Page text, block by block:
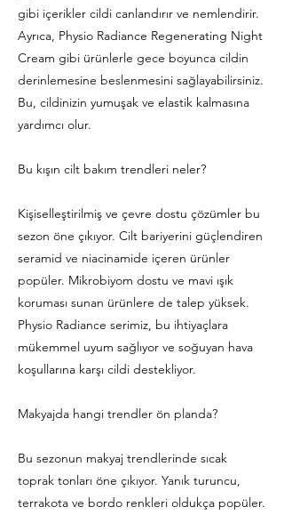
gibi içerikler cildi canlandırır ve nemlendirir.
Ayrıca, Physio Radiance Regenerating Night
Cream gibi ürünlerle gece boyunca cildin
derinlemesine beslenmesini sağlayabilirsiniz.
Bu, cildinizin yumuşak ve elastik kalmasına
yardımcı olur.
Bu kışın cilt bakım trendleri neler?
Kişiselleştirilmiş ve çevre dostu çözümler bu
sezon öne çıkıyor. Cilt bariyerini güçlendiren
seramid ve niacinamide içeren ürünler
popüler. Mikrobiyom dostu ve mavi ışık
koruması sunan ürünlere de talep yüksek.
Physio Radiance serimiz, bu ihtiyaçlara
mükemmel uyum sağlıyor ve soğuyan hava
koşullarına karşı cildi destekliyor.
Makyajda hangi trendler ön planda?
Bu sezonun makyaj trendlerinde sıcak
toprak tonları öne çıkıyor. Yanık turuncu,
terrakota ve bordo renkleri oldukça popüler.